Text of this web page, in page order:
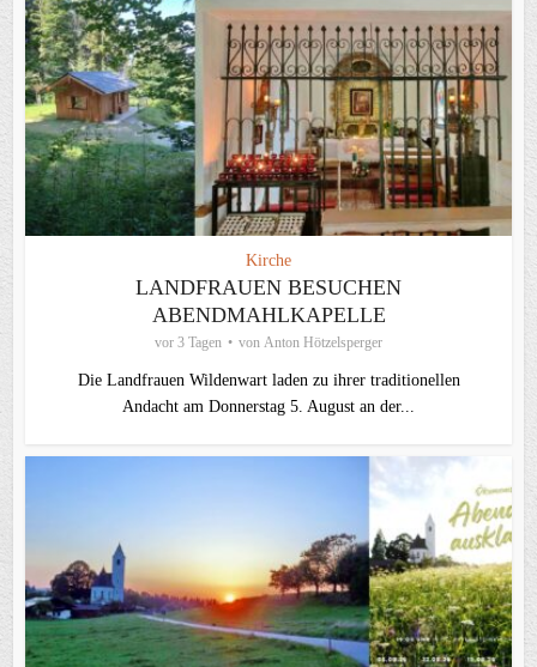
Kirche
LANDFRAUEN BESUCHEN
ABENDMAHLKAPELLE
vor 3 Tagen von Anton Hötzelsperger
Die Landfrauen Wildenwart laden zu ihrer traditionellen
Andacht am Donnerstag 5. August an der...